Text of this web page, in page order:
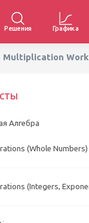
Решения Графика
Алгебра
(Whole Numbers)
(Integers,